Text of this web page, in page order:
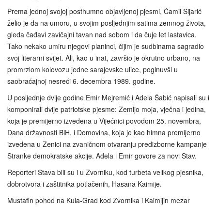
Prema jednoj svojoj posthumno objavljenoj pjesmi, Ćamil Sijarić
želio je da na umoru, u svojim posljednjim satima zemnog života,
gleda čađavi zavičajni tavan nad sobom i da čuje let lastavica.
Tako nekako umiru njegovi planinci, čijim je sudbinama sagradio
svoj literarni svijet. Ali, kao u inat, završio je okrutno urbano, na
promrzlom kolovozu jedne sarajevske ulice, poginuvši u
saobraćajnoj nesreći 6. decembra 1989. godine.
U posljednje dvije godine Emir Mejremić i Adela Šabić napisali su i
komponirali dvije patriotske pjesme: Zemljo moja, vječna i jedina,
koja je premijerno izvedena u Vijećnici povodom 25. novembra,
Dana državnosti BiH, i Domovina, koja je kao himna premijerno
izvedena u Zenici na zvaničnom otvaranju predizborne kampanje
Stranke demokratske akcije. Adela i Emir govore za novi Stav.
Reporteri Stava bili su i u Zvorniku, kod turbeta velikog pjesnika,
dobrotvora i zaštitnika potlačenih, Hasana Kaimije.
Mustafin pohod na Kula-Grad kod Zvornika i Kaimijin mezar